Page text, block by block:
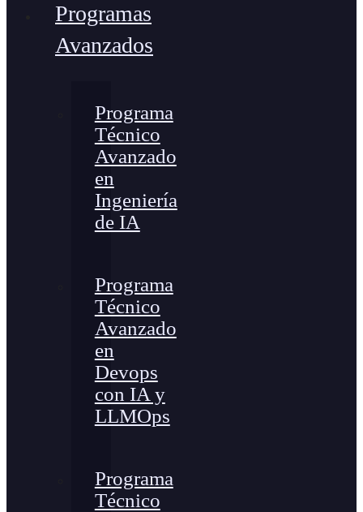
Programas
Avanzados
Programa
Técnico
Avanzado
en
Ingeniería
de IA
Programa
Técnico
Avanzado
en
Devops
con IA y
LLMOps
Programa
Técnico